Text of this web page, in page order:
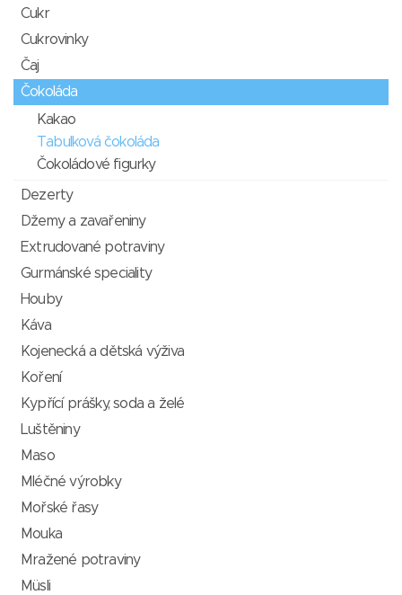
Cukr
Cukrovinky
Čaj
Čokoláda
Kakao
Tabulková čokoláda
Čokoládové figurky
Dezerty
Džemy a zavařeniny
Extrudované potraviny
Gurmánské speciality
Houby
Káva
Kojenecká a dětská výživa
Koření
Kypřící prášky, soda a želé
Luštěniny
Maso
Mléčné výrobky
Mořské řasy
Mouka
Mražené potraviny
Müsli